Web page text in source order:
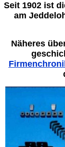
Seit 1902 ist
am
Näheres